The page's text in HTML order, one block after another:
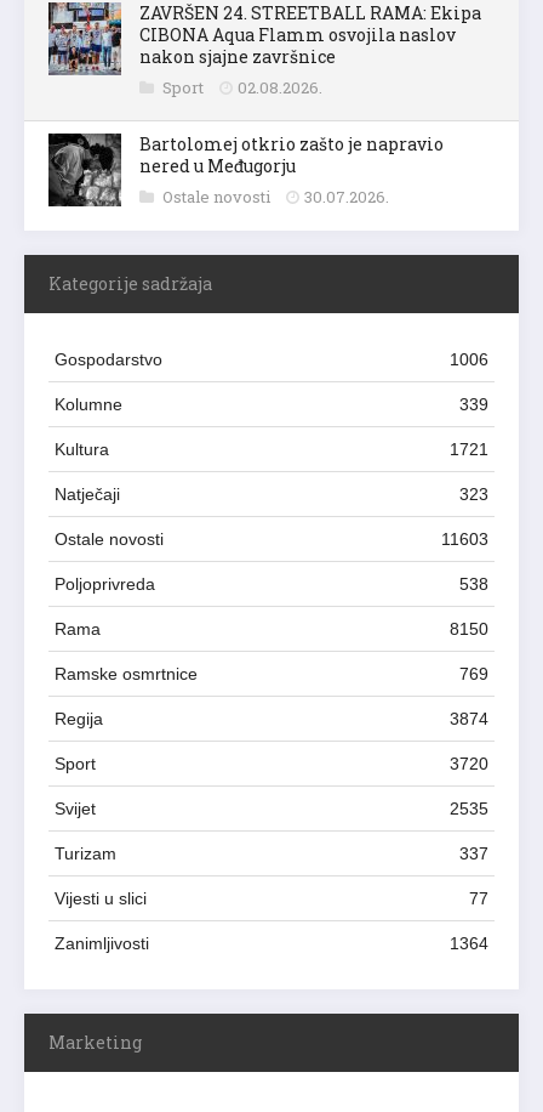
ZAVRŠEN 24. STREETBALL RAMA: Ekipa
CIBONA Aqua Flamm osvojila naslov
nakon sjajne završnice
Sport 02.08.2026.
Bartolomej otkrio zašto je napravio
nered u Međugorju
Ostale novosti 30.07.2026.
Kategorije sadržaja
Gospodarstvo 1006
Kolumne 339
Kultura 1721
Natječaji 323
Ostale novosti 11603
Poljoprivreda 538
Rama 8150
Ramske osmrtnice 769
Regija 3874
Sport 3720
Svijet 2535
Turizam 337
Vijesti u slici 77
Zanimljivosti 1364
Marketing